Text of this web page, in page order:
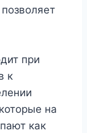
при
к
на
как